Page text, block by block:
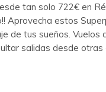
tan solo 722€ en
Aprovecha estos
de tus sueños. Vuelos
salidas desde otras